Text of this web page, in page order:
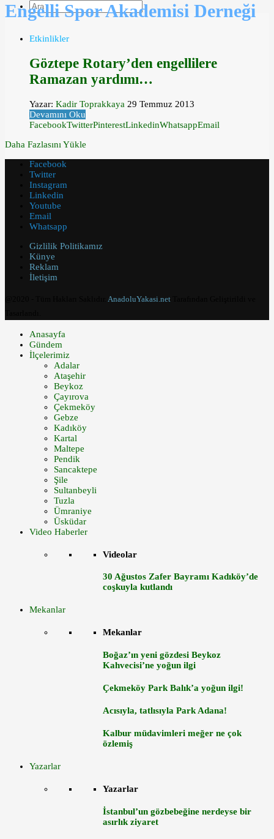
Engelli Spor Akademisi Derneği
Etkinlikler
Göztepe Rotary’den engellilere
Ramazan yardımı…
Yazar: Kadir Toprakkaya 29 Temmuz 2013
Devamını Oku
FacebookTwitterPinterestLinkedinWhatsappEmail
Daha Fazlasını Yükle
Facebook
Twitter
Instagram
Linkedin
Youtube
Email
Whatsapp
Gizlilik Politikamız
Künye
Reklam
İletişim
AnadoluYakasi.net
Anasayfa
Gündem
İlçelerimiz
Adalar
Ataşehir
Beykoz
Çayırova
Çekmeköy
Gebze
Kadıköy
Kartal
Maltepe
Pendik
Sancaktepe
Şile
Sultanbeyli
Tuzla
Ümraniye
Üsküdar
Video Haberler
Videolar
30 Ağustos Zafer Bayramı Kadıköy’de
coşkuyla kutlandı
Mekanlar
Mekanlar
Boğaz’ın yeni gözdesi Beykoz
Kahvecisi’ne yoğun ilgi
Çekmeköy Park Balık’a yoğun ilgi!
Acısıyla, tatlısıyla Park Adana!
Kalbur müdavimleri meğer ne çok
özlemiş
Yazarlar
Yazarlar
İstanbul’un gözbebeğine nerdeyse bir
asırlık ziyaret